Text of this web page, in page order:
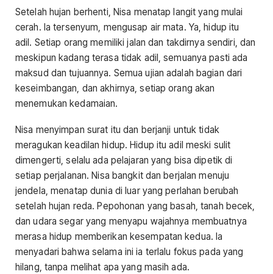
Setelah hujan berhenti, Nisa menatap langit yang mulai
cerah. Ia tersenyum, mengusap air mata. Ya, hidup itu
adil. Setiap orang memiliki jalan dan takdirnya sendiri, dan
meskipun kadang terasa tidak adil, semuanya pasti ada
maksud dan tujuannya. Semua ujian adalah bagian dari
keseimbangan, dan akhirnya, setiap orang akan
menemukan kedamaian.
Nisa menyimpan surat itu dan berjanji untuk tidak
meragukan keadilan hidup. Hidup itu adil meski sulit
dimengerti, selalu ada pelajaran yang bisa dipetik di
setiap perjalanan. Nisa bangkit dan berjalan menuju
jendela, menatap dunia di luar yang perlahan berubah
setelah hujan reda. Pepohonan yang basah, tanah becek,
dan udara segar yang menyapu wajahnya membuatnya
merasa hidup memberikan kesempatan kedua. Ia
menyadari bahwa selama ini ia terlalu fokus pada yang
hilang, tanpa melihat apa yang masih ada.